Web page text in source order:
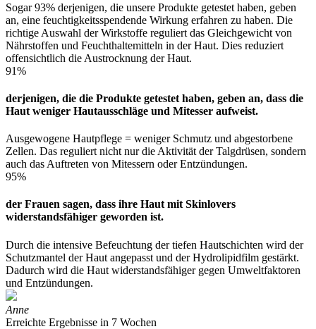
Sogar 93% derjenigen, die unsere Produkte getestet haben, geben
an, eine feuchtigkeitsspendende Wirkung erfahren zu haben. Die
richtige Auswahl der Wirkstoffe reguliert das Gleichgewicht von
Nährstoffen und Feuchthaltemitteln in der Haut. Dies reduziert
offensichtlich die Austrocknung der Haut.
91%
derjenigen, die die Produkte getestet haben, geben an, dass die
Haut weniger Hautausschläge und Mitesser aufweist.
Ausgewogene Hautpflege = weniger Schmutz und abgestorbene
Zellen. Das reguliert nicht nur die Aktivität der Talgdrüsen, sondern
auch das Auftreten von Mitessern oder Entzündungen.
95%
der Frauen sagen, dass ihre Haut mit Skinlovers
widerstandsfähiger geworden ist.
Durch die intensive Befeuchtung der tiefen Hautschichten wird der
Schutzmantel der Haut angepasst und der Hydrolipidfilm gestärkt.
Dadurch wird die Haut widerstandsfähiger gegen Umweltfaktoren
und Entzündungen.
Anne
Erreichte Ergebnisse in 7 Wochen